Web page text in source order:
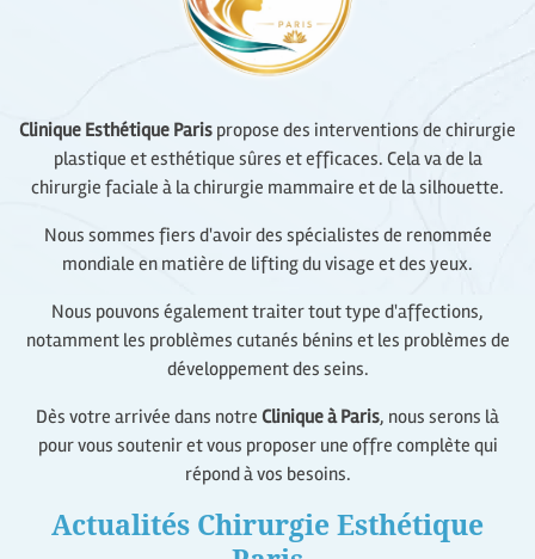
Clinique Esthétique Paris propose des interventions de chirurgie
plastique et esthétique sûres et efficaces. Cela va de la
chirurgie faciale à la chirurgie mammaire et de la silhouette.
Nous sommes fiers d'avoir des spécialistes de renommée
mondiale en matière de lifting du visage et des yeux.
Nous pouvons également traiter tout type d'affections,
notamment les problèmes cutanés bénins et les problèmes de
développement des seins.
Dès votre arrivée dans notre Clinique à Paris, nous serons là
pour vous soutenir et vous proposer une offre complète qui
répond à vos besoins.
Actualités Chirurgie Esthétique